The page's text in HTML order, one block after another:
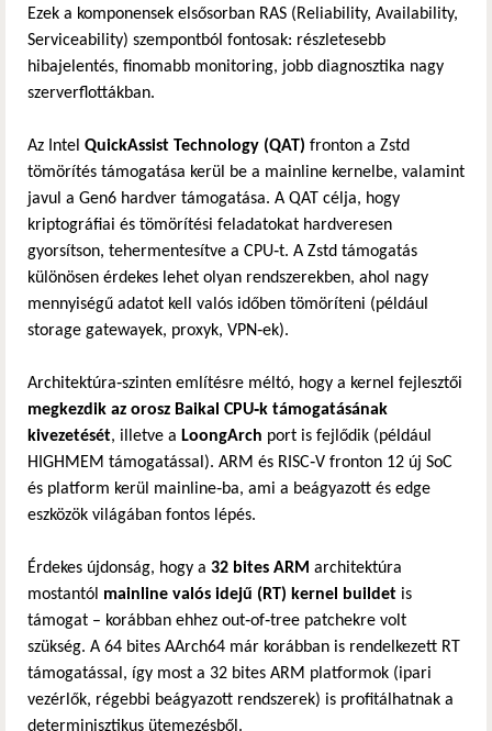
Ezek a komponensek elsősorban RAS (Reliability, Availability,
Serviceability) szempontból fontosak: részletesebb
hibajelentés, finomabb monitoring, jobb diagnosztika nagy
szerverflottákban.
Az Intel QuickAssist Technology (QAT) fronton a Zstd
tömörítés támogatása kerül be a mainline kernelbe, valamint
javul a Gen6 hardver támogatása. A QAT célja, hogy
kriptográfiai és tömörítési feladatokat hardveresen
gyorsítson, tehermentesítve a CPU‑t. A Zstd támogatás
különösen érdekes lehet olyan rendszerekben, ahol nagy
mennyiségű adatot kell valós időben tömöríteni (például
storage gatewayek, proxyk, VPN‑ek).
Architektúra‑szinten említésre méltó, hogy a kernel fejlesztői
megkezdik az orosz Baikal CPU‑k támogatásának
kivezetését, illetve a LoongArch port is fejlődik (például
HIGHMEM támogatással). ARM és RISC‑V fronton 12 új SoC
és platform kerül mainline‑ba, ami a beágyazott és edge
eszközök világában fontos lépés.
Érdekes újdonság, hogy a 32 bites ARM architektúra
mostantól mainline valós idejű (RT) kernel buildet is
támogat – korábban ehhez out‑of‑tree patchekre volt
szükség. A 64 bites AArch64 már korábban is rendelkezett RT
támogatással, így most a 32 bites ARM platformok (ipari
vezérlők, régebbi beágyazott rendszerek) is profitálhatnak a
determinisztikus ütemezésből.